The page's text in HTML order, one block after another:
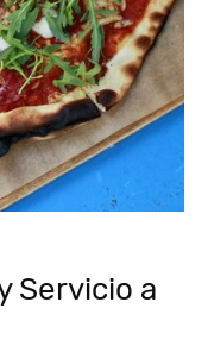
Servicio a